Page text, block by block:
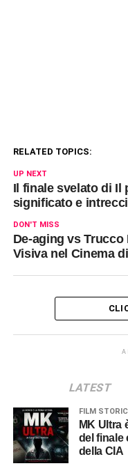
RELATED TOPICS:
UP NEXT
Il finale svelato di Il
significato e
DON'T MISS
De-aging vs
Visiva nel Cinema
LATEST
FILM STORICI
MK Ultra è una storia vera? Spiegazione
del finale
della CIA